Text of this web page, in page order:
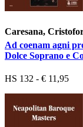
Caresana,
Ad coenam agni
Dolce Soprano e
HS 132 - € 11,95